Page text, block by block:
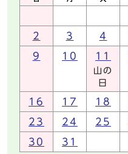
2 3 4
9 10 11
山の
日
16 17 18
23 24 25
30 31